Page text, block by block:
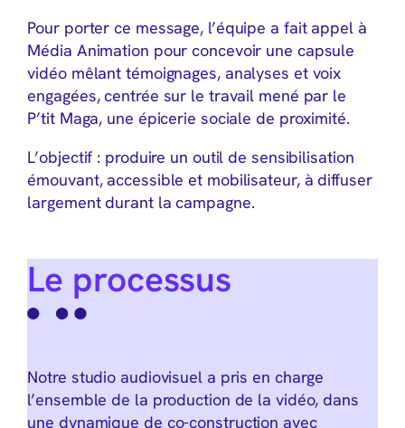
Pour porter ce message, l’équipe a fait appel à
Média Animation pour concevoir une capsule
vidéo mêlant témoignages, analyses et voix
engagées, centrée sur le travail mené par le
P’tit Maga, une épicerie sociale de proximité.
L’objectif : produire un outil de sensibilisation
émouvant, accessible et mobilisateur, à diffuser
largement durant la campagne.
Le processus
Notre studio audiovisuel a pris en charge
l’ensemble de la production de la vidéo, dans
une dynamique de co-construction avec